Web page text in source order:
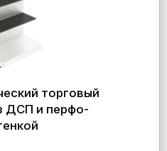
торговый
ДСП и перфо-